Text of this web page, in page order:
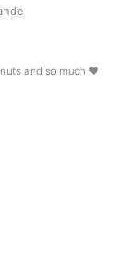
and so much ♥